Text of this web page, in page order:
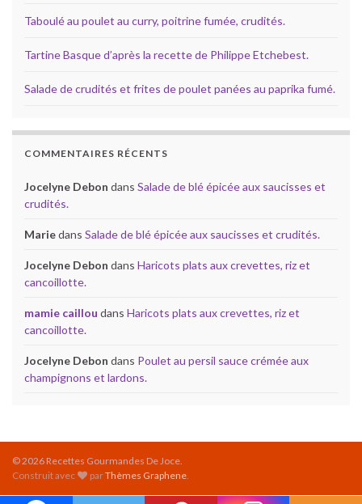
Taboulé au poulet au curry, poitrine fumée, crudités.
Tartine Basque d’après la recette de Philippe Etchebest.
Salade de crudités et frites de poulet panées au paprika fumé.
COMMENTAIRES RÉCENTS
Jocelyne Debon dans Salade de blé épicée aux saucisses et
crudités.
Mariedans Salade de blé épicée aux saucisses et crudités.
Jocelyne Debon dans Haricots plats aux crevettes, riz et
cancoillotte.
mamie caillou dans Haricots plats aux crevettes, riz et
cancoillotte.
Jocelyne Debon dans Poulet au persil sauce crémée aux
champignons et lardons.
© 2026 Recettes Gourmandes De Joce.
Construit avec
parThèmes Graphene.